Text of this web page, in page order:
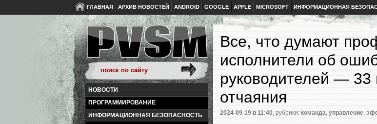
ГЛАВНАЯ АРХИВ НОВОСТЕЙ ANDROID GOOGLE APPLE MICROSOFT ИНФОРМАЦИОННАЯ
НОВОСТИ
ПРОГРАММИРОВАНИЕ
ИНФОРМАЦИОННАЯ БЕЗОПАСНОСТЬ
Все, что думают
исполнители об
руководителей — 33
отчаяния
2024-09-19 в 11:40, рубрики: команда, управление,